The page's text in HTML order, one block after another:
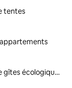
tentes
Locations de gîtes écologiques